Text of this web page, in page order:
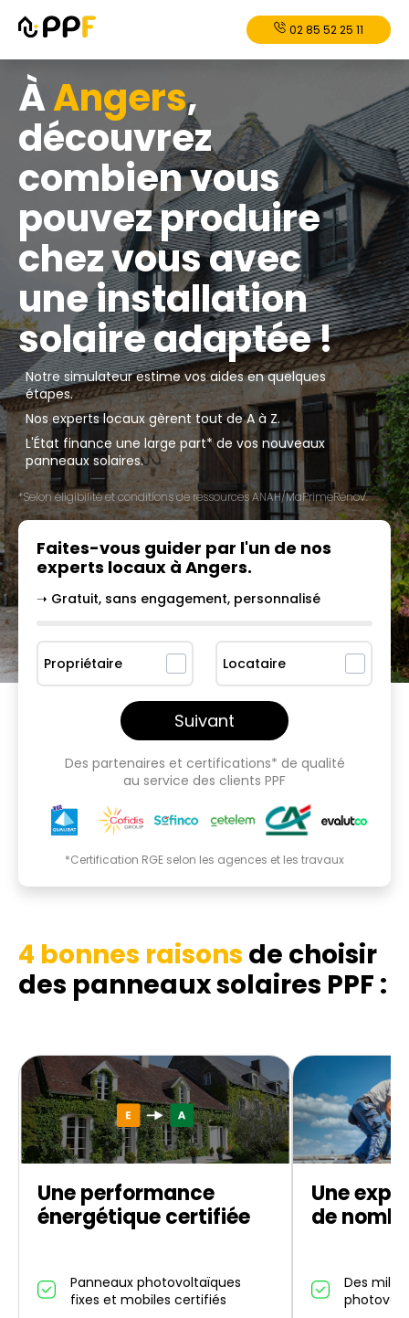
02 85 52 25 11
ÀAngers,
découvrez
combien vous
pouvez produire
chez vous avec
une installation
solaire adaptée !
Notre simulateur estime vos aides en quelques
étapes.
Nos experts locaux gèrent tout de A à Z.
L'État finance une large part* de vos nouveaux
panneaux solaires.
*Selon éligibilité et conditions de ressources ANAH/MaPrimeRénov'.
Faites-vous guider par l'un de nos
experts locaux à Angers.
➝ Gratuit, sans engagement, personnalisé
Propriétaire Locataire
Suivant
Des partenaires et certifications* de qualité
au service des clients PPF
*Certification RGE selon les agences et les travaux
4 bonnes raisons de choisir
des panneaux solaires PPF :
Une performance
énergétique certifiée
Panneaux photovoltaïques
fixes et mobiles certifiés
Une
de
Des